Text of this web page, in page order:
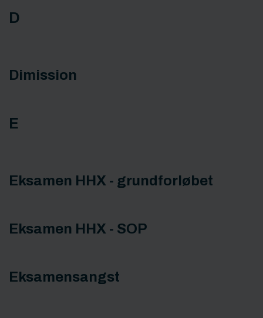
D
Dimission
E
Eksamen HHX - grundforløbet
Eksamen HHX - SOP
Eksamensangst